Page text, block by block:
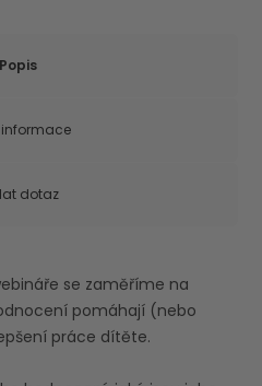
Popis
informace
dotaz
se zaměříme na
pomáhají (nebo
práce dítěte.